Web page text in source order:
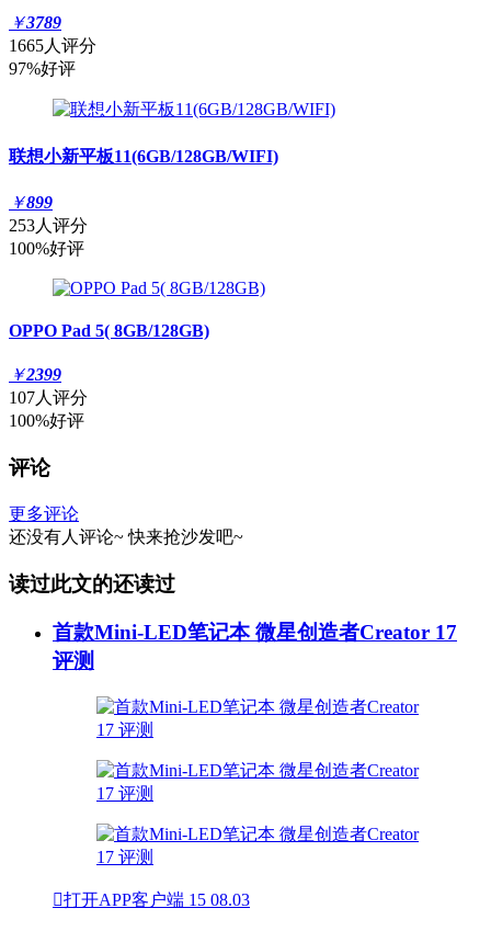
￥3789
1665人评分
97%好评
联想小新平板11(6GB/128GB/WIFI)
￥899
253人评分
100%好评
OPPO Pad 5( 8GB/128GB)
￥2399
107人评分
100%好评
评论
更多评论
还没有人评论~ 快来抢沙发吧~
读过此文的还读过
首款Mini-LED笔记本 微星创造者Creator 17
评测
打开APP客户端 15 08.03